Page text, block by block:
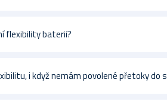
flexibility baterii?
i když nemám povolené přetoky do